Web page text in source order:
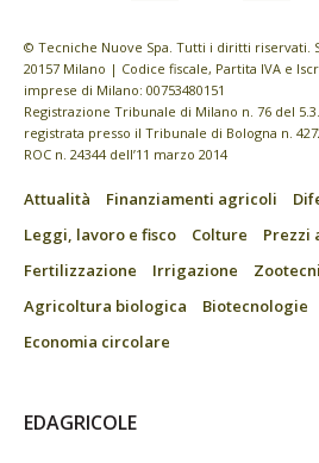
© Tecniche Nuove Spa. Tutti i diritti riservati.
20157 Milano | Codice fiscale, Partita IVA e
imprese di Milano: 00753480151
Registrazione Tribunale di Milano n. 76 del
registrata presso il Tribunale di Bologna n.
ROC n. 24344 dell’11 marzo 2014
Attualità Finanziamenti agricoli
Leggi, lavoro e fisco
Colture
Prezzi
Fertilizzazione
Irrigazione
Agricoltura biologica
Biotecnologie
Economia circolare
EDAGRICOLE